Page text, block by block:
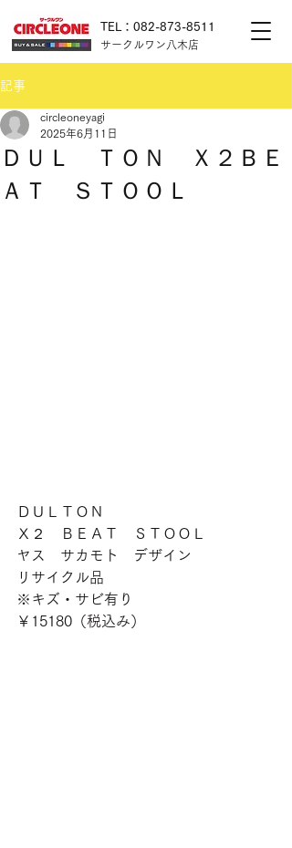
サークルワン八木店
TEL：082-873-8511
記事
ＤＵＬ ＴＯＮ Ｘ２ＢＥ
ＡＴ ＳＴＯＯＬ
circleoneyagi
2025年6月11日
ＤＵＬＴＯＮ
Ｘ２　ＢＥＡＴ　ＳＴＯＯＬ
ヤス　サカモト　デザイン
リサイクル品
※キズ・サビ有り
￥15180（税込み）